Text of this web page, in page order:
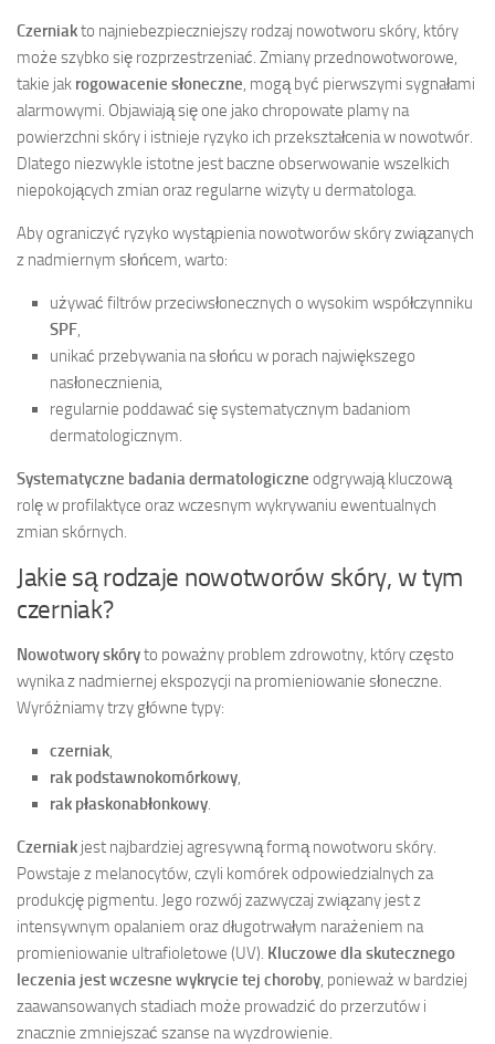
Czerniakto najniebezpieczniejszy rodzaj nowotworu skóry, który
może szybko się rozprzestrzeniać. Zmiany przednowotworowe,
takie jak rogowacenie słoneczne, mogą być pierwszymi sygnałami
alarmowymi. Objawiają się one jako chropowate plamy na
powierzchni skóry i istnieje ryzyko ich przekształcenia w nowotwór.
Dlatego niezwykle istotne jest baczne obserwowanie wszelkich
niepokojących zmian oraz regularne wizyty u dermatologa.
Aby ograniczyć ryzyko wystąpienia nowotworów skóry związanych
z nadmiernym słońcem, warto:
używać filtrów przeciwsłonecznych o wysokim współczynniku
SPF,
unikać przebywania na słońcu w porach największego
nasłonecznienia,
regularnie poddawać się systematycznym badaniom
dermatologicznym.
Systematyczne badania dermatologiczne odgrywają kluczową
rolę w profilaktyce oraz wczesnym wykrywaniu ewentualnych
zmian skórnych.
Jakie są rodzaje nowotworów skóry, w tym
czerniak?
Nowotwory skóryto poważny problem zdrowotny, który często
wynika z nadmiernej ekspozycji na promieniowanie słoneczne.
Wyróżniamy trzy główne typy:
czerniak,
rak podstawnokomórkowy,
rak płaskonabłonkowy.
Czerniak jest najbardziej agresywną formą nowotworu skóry.
Powstaje z melanocytów, czyli komórek odpowiedzialnych za
produkcję pigmentu. Jego rozwój zazwyczaj związany jest z
intensywnym opalaniem oraz długotrwałym narażeniem na
promieniowanie ultrafioletowe (UV). Kluczowe dla skutecznego
leczenia jest wczesne wykrycie tej choroby, ponieważ w bardziej
zaawansowanych stadiach może prowadzić do przerzutów i
znacznie zmniejszać szanse na wyzdrowienie.